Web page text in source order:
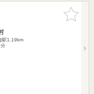
お気に入
りに追加
駅1.19km